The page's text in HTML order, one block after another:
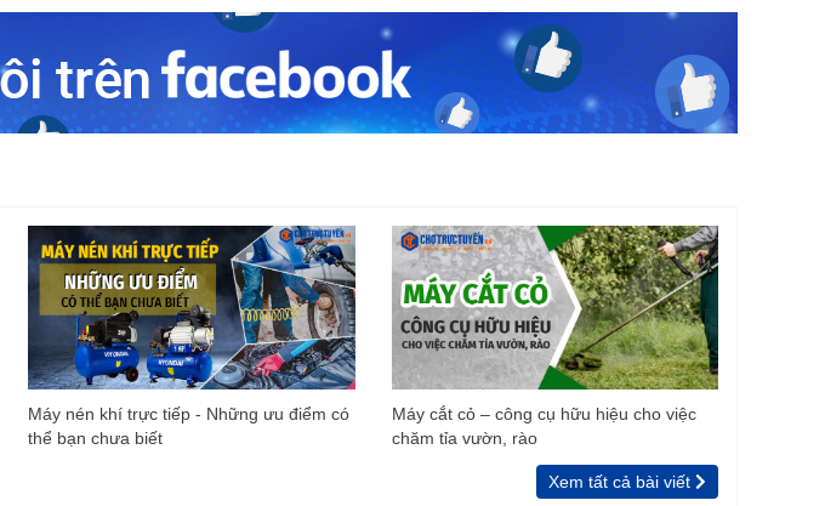
Máy nén khí trực tiếp - Những ưu điểm có
thể bạn chưa biết
Máy cắt cỏ – công cụ hữu hiệu cho việc
chăm tỉa vườn, rào
Xem tất cả bài viết